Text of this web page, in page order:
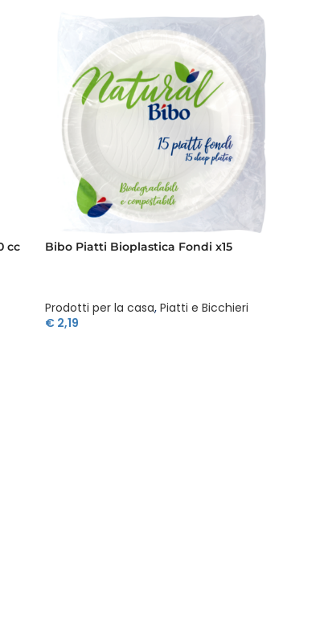
cc
Bibo Piatti Bioplastica Fondi x15
Prodotti per la casa, Piatti e Bicchieri
€ 2,19